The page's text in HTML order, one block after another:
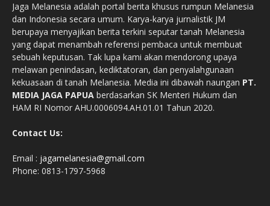
Jaga Melanesia adalah portal berita khusus rumpun Melanesia
dan Indonesia secara umum. Karya-karya jurnalistik JM
berupaya menyajikan berita terkini seputar tanah Melanesia
yang dapat menambah referensi pembaca untuk membuat
sebuah keputusan. Tak lupa kami akan mendorong upaya
melawan penindasan, kediktatoran, dan penyalahgunaan
kekuasaan di tanah Melanesia. Media ini dibawah naungan PT.
MEDIA JAGA PAPUA berdasarkan SK Menteri Hukum dan
HAM RI Nomor AHU.0006094.AH.01.01 Tahun 2020.
Contact Us:
Email : jagamelanesia@gmail.com
Phone: 0813-1797-5968